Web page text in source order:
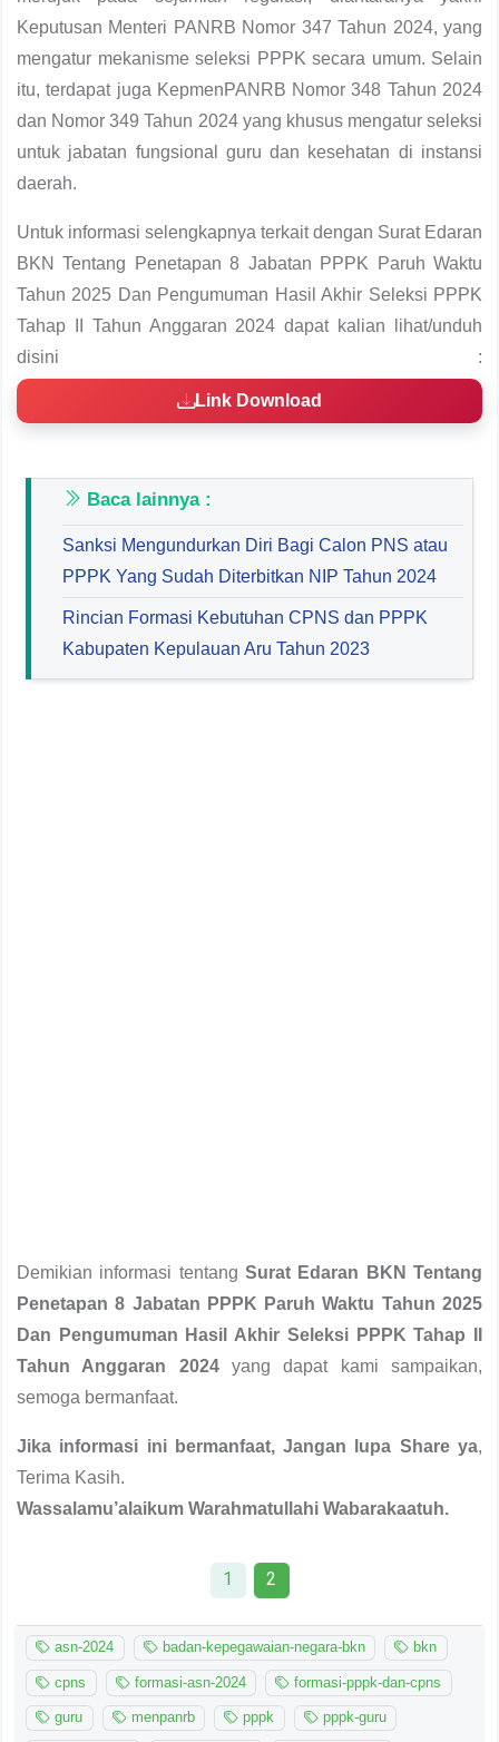
Keputusan Menteri PANRB Nomor 347 Tahun 2024, yang
mengatur mekanisme seleksi PPPK secara umum. Selain
itu, terdapat juga KepmenPANRB Nomor 348 Tahun 2024
dan Nomor 349 Tahun 2024 yang khusus mengatur seleksi
untuk jabatan fungsional guru dan kesehatan di instansi
daerah.
Untuk informasi selengkapnya terkait dengan Surat Edaran
BKN Tentang Penetapan 8 Jabatan PPPK Paruh Waktu
Tahun 2025 Dan Pengumuman Hasil Akhir Seleksi PPPK
Tahap II Tahun Anggaran 2024 dapat kalian lihat/unduh
disini :
Link Download
Baca lainnya :
Sanksi Mengundurkan Diri Bagi Calon PNS atau
PPPK Yang Sudah Diterbitkan NIP Tahun 2024
Rincian Formasi Kebutuhan CPNS dan PPPK
Kabupaten Kepulauan Aru Tahun 2023
Demikian informasi tentang Surat Edaran BKN Tentang
Penetapan 8 Jabatan PPPK Paruh Waktu Tahun 2025
Dan Pengumuman Hasil Akhir Seleksi PPPK Tahap II
Tahun Anggaran 2024yang dapat kami sampaikan,
semoga bermanfaat.
Jika informasi ini bermanfaat, Jangan lupa Share ya,
Terima Kasih.
Wassalamu’alaikum Warahmatullahi Wabarakaatuh.
1 2
asn-2024 badan-kepegawaian-negara-bkn bkn
cpns formasi-asn-2024 formasi-pppk-dan-cpns
guru menpanrb pppk pppk-guru